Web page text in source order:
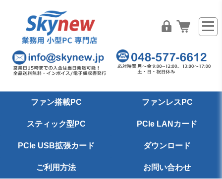
ファン搭載PC ファンレスPC
スティック型PC PCIe LANカード
PCIe USB拡張カード ダウンロード
ご利用方法 お問い合わせ